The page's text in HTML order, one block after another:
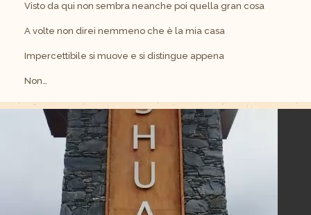
Visto da qui non sembra neanche poi quella gran cosa
A volte non direi nemmeno che è la mia casa
Impercettibile si muove e si distingue appena
Non…